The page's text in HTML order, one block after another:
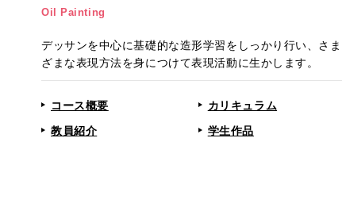
Oil Painting
デッサンを中心に基礎的な造形学習をしっかり行い、さま
ざまな表現方法を身につけて表現活動に生かします。
コース概要
カリキュラム
教員紹介
学生作品